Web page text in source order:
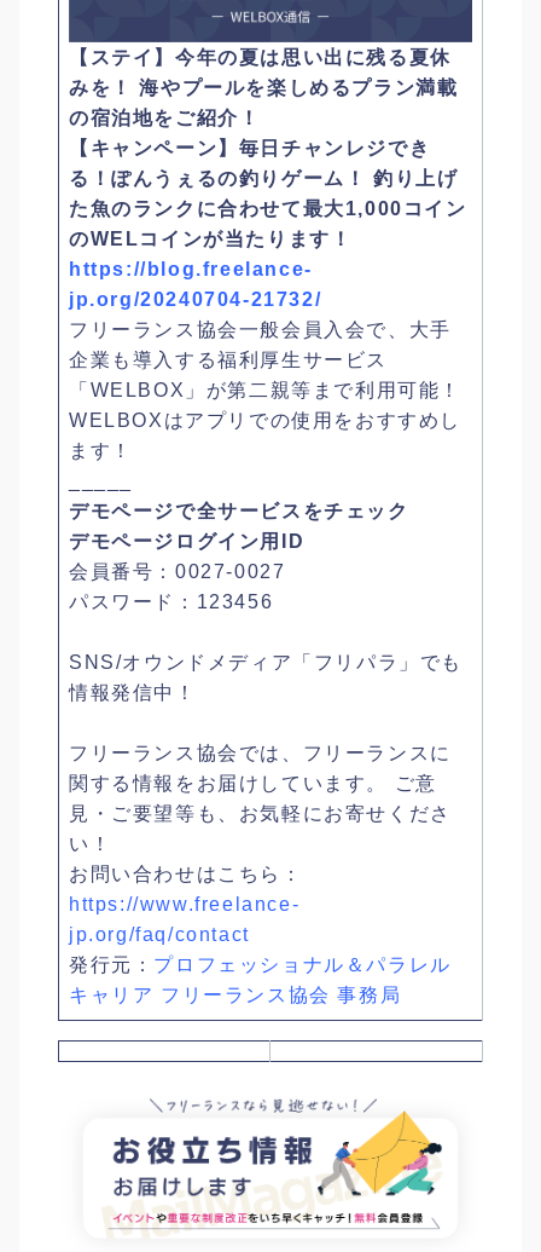
【ステイ】今年の夏は思い出に残る夏休
みを！ 海やプールを楽しめるプラン満載
の宿泊地をご紹介！
【キャンペーン】毎日チャンレジでき
る！ぽんうぇるの釣りゲーム！ 釣り上げ
た魚のランクに合わせて最大1,000コイン
のWELコインが当たります！
https://blog.freelance-
jp.org/20240704-21732/
フリーランス協会一般会員入会で、大手
企業も導入する福利厚生サービス
「WELBOX」が第二親等まで利用可能！
WELBOXはアプリでの使用をおすすめし
ます！
デモページで全サービスをチェック
デモページログイン用ID
会員番号：0027-0027
パスワード：123456
SNS/オウンドメディア「フリパラ」でも
情報発信中！
フリーランス協会では、フリーランスに
関する情報をお届けしています。 ご意
見・ご要望等も、お気軽にお寄せくださ
い！
お問い合わせはこちら：
https://www.freelance-
jp.org/faq/contact
発行元： プロフェッショナル＆パラレル
キャリア フリーランス協会 事務局